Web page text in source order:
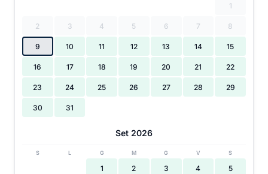
1
2 3 4 5 6 7 8
9 10 11 12 13 14 15
16 17 18 19 20 21 22
23 24 25 26 27 28 29
30 31
Set 2026
S L G M G V S
1 2 3 4 5